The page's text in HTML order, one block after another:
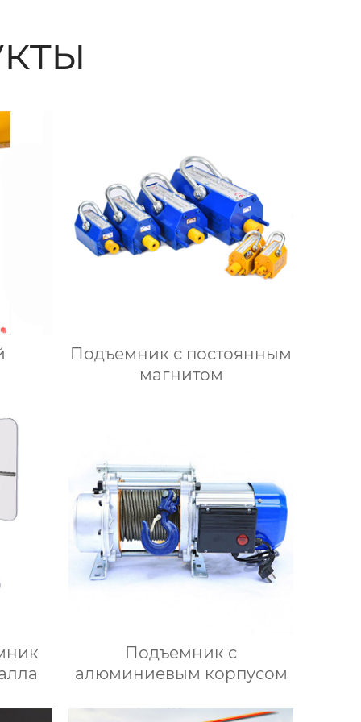
Подъемник с постоянным
магнитом
Подъемник с
алюминиевым корпусом